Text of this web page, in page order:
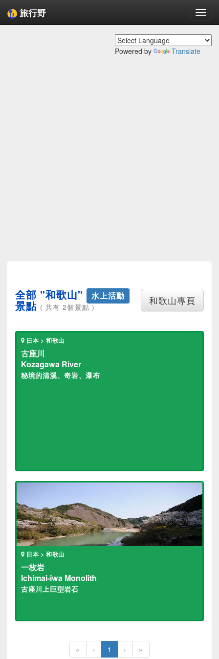
旅行野
Powered by Translate
和歌山專頁
全部 "和歌山" 水上活動
景點 ( 共有 2個景點 )
日本 > 和歌山
古座川
Kozagawa River
秘境的清溪、奇岩、瀑布
日本 > 和歌山
一枚岩
Ichimai-iwa Monolith
古座川上巨型岩石
« ‹ 1 › »